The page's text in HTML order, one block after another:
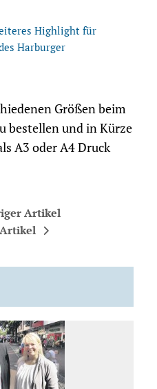
Highlight für
Harburger
Größen beim
bestellen und in Kürze
A3 oder A4 Druck
Artikel